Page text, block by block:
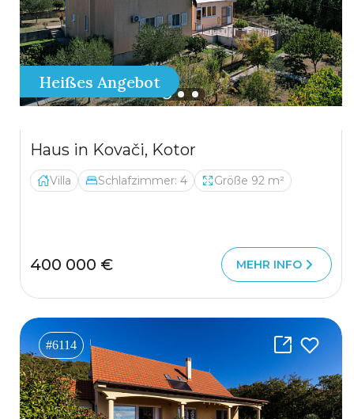
Heißes Angebot
Haus in Kovači, Kotor
Villa Schlafzimmer: 4 Größe 92 m²
400 000 € MEHR INFO
#6114